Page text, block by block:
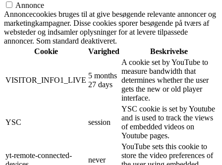
Annonce
Annoncecookies bruges til at give besøgende relevante annoncer og
marketingkampagner. Disse cookies sporer besøgende på tværs af
websteder og indsamler oplysninger for at levere tilpassede
annoncer. Som standard deaktiveret.
Cookie
Varighed Beskrivelse
VISITOR_INFO1_LIVE
5 months
27 days
A cookie set by YouTube to
measure bandwidth that
determines whether the user
gets the new or old player
interface.
YSC session
YSC cookie is set by Youtube
and is used to track the views
of embedded videos on
Youtube pages.
yt-remote-connected-
never
YouTube sets this cookie to
store the video preferences of